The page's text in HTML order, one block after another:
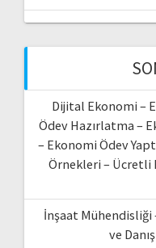
Dijital Ekonomi –
Ödev Hazırlatma –
– Ekonomi Ödev
Örnekleri – Ücretli
İnşaat Mühendisliği
ve